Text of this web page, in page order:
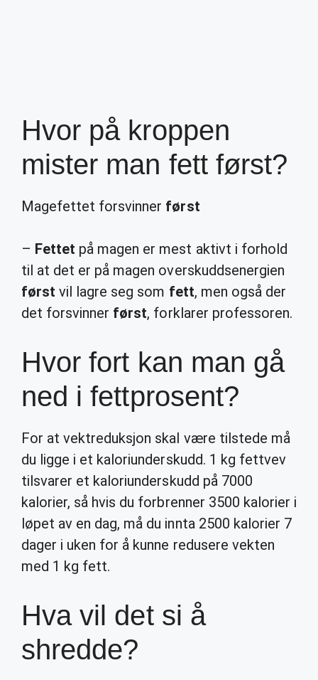
Hvor på kroppen
mister man fett først?
Magefettet forsvinner først
– Fettet på magen er mest aktivt i forhold
til at det er på magen overskuddsenergien
først vil lagre seg som fett, men også der
det forsvinner først, forklarer professoren.
Hvor fort kan man gå
ned i fettprosent?
For at vektreduksjon skal være tilstede må
du ligge i et kaloriunderskudd. 1 kg fettvev
tilsvarer et kaloriunderskudd på 7000
kalorier, så hvis du forbrenner 3500 kalorier i
løpet av en dag, må du innta 2500 kalorier 7
dager i uken for å kunne redusere vekten
med 1 kg fett.
Hva vil det si å
shredde?